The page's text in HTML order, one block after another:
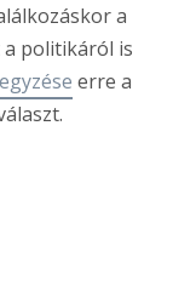
a
a politikáról is
erre a